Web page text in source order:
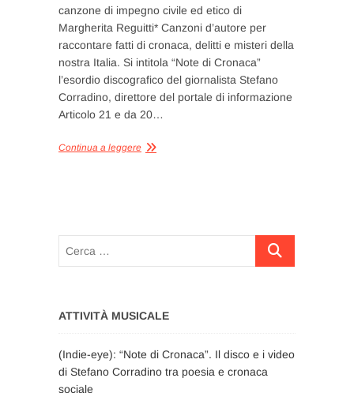
canzone di impegno civile ed etico di
Margherita Reguitti* Canzoni d’autore per
raccontare fatti di cronaca, delitti e misteri della
nostra Italia. Si intitola “Note di Cronaca”
l’esordio discografico del giornalista Stefano
Corradino, direttore del portale di informazione
Articolo 21 e da 20…
Continua a leggere
Cerca
ATTIVITÀ MUSICALE
(Indie-eye): “Note di Cronaca”. Il disco e i video
di Stefano Corradino tra poesia e cronaca
sociale